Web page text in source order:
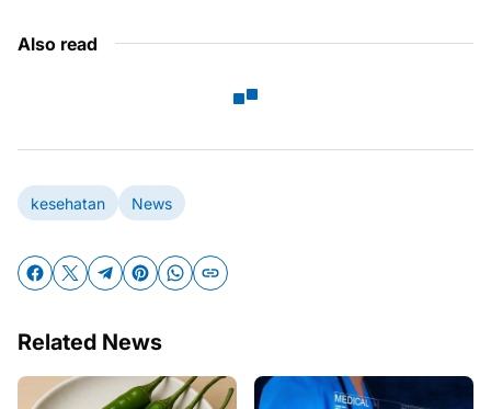
Also read
kesehatan News
Related News